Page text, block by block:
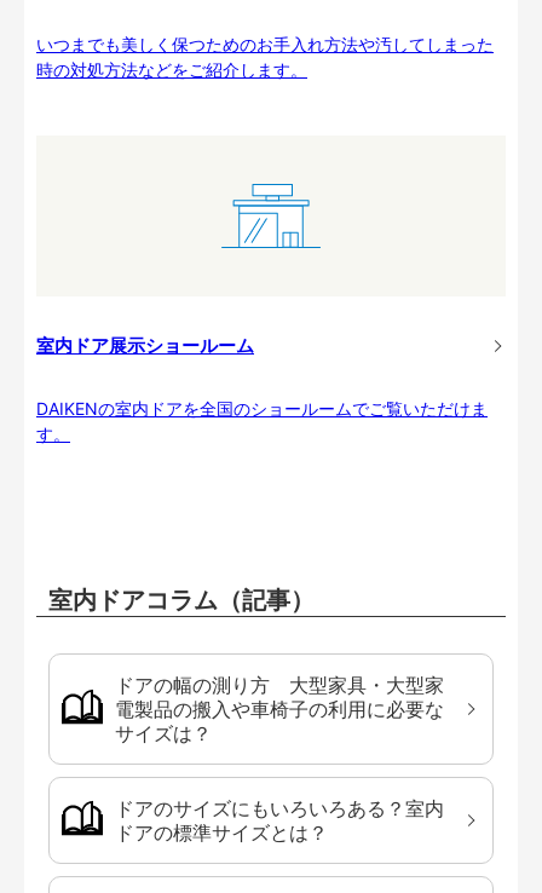
いつまでも美しく保つためのお手入れ方法や汚してしまった
時の対処方法などをご紹介します。
室内ドア展示ショールーム
DAIKENの室内ドアを全国のショールームでご覧いただけま
す。
室内ドアコラム（記事）
ドアの幅の測り方 大型家具・大型家
電製品の搬入や車椅子の利用に必要な
サイズは？
ドアのサイズにもいろいろある？室内
ドアの標準サイズとは？